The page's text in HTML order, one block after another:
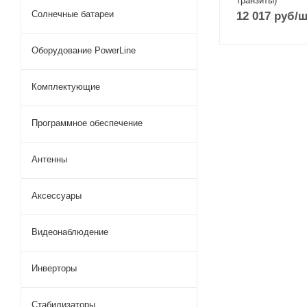
12 017 руб/
Солнечные батареи
Оборудование PowerLine
Комплектующие
Программное обеспечение
Антенны
Аксессуары
Видеонаблюдение
Инверторы
Стабилизаторы